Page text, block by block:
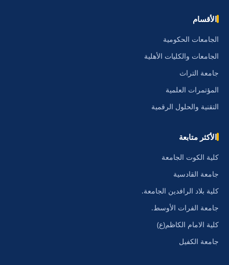
الأقسام
الجامعات الحكومية
الجامعات والكليات الأهلية
جامعة التراث
المؤتمرات العلمية
التقنية والحلول الرقمية
الأكثر متابعة
كلية الكوت الجامعة
جامعة القادسية
كلية بلاد الرافدين الجامعة.
جامعة الفرات الأوسط.
كلية الامام الكاظم(ع)
جامعة الكفيل